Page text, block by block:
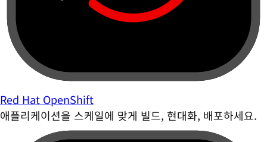
Red Hat OpenShift
애플리케이션을 스케일에 맞게 빌드, 현대화, 배포하세요.